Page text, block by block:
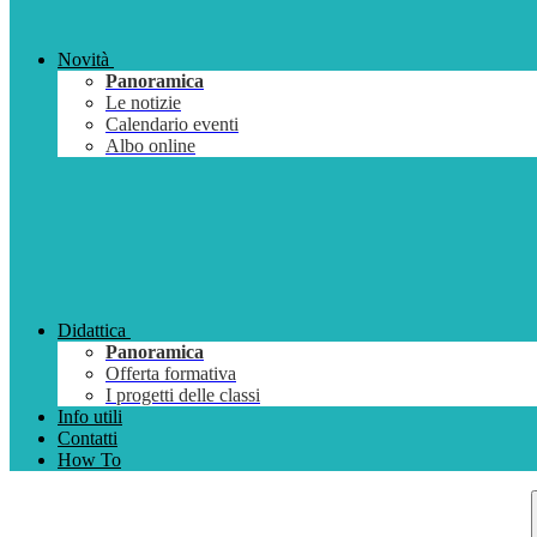
Novità
Panoramica
Le notizie
Calendario eventi
Albo online
Didattica
Panoramica
Offerta formativa
I progetti delle classi
Info utili
Contatti
How To